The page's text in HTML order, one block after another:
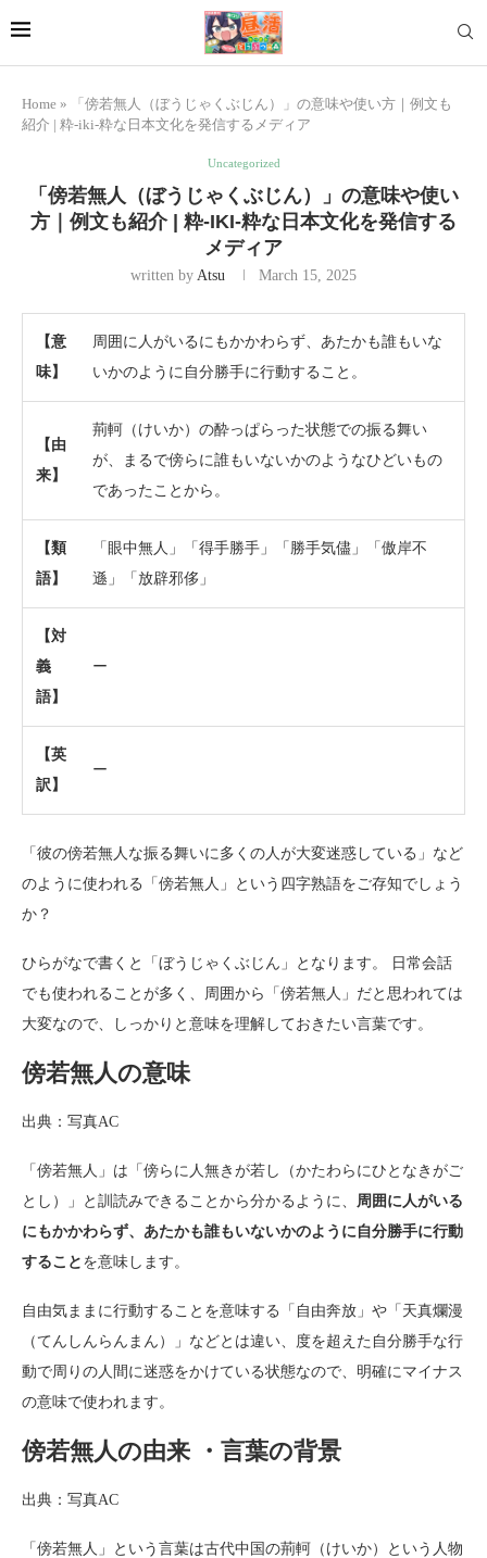
Home »
「傍若無人（ぼうじゃくぶじん）」の意味や使い方｜例文も
紹介 | 粋-iki-粋な日本文化を発信するメディア
Uncategorized
「傍若無人（ぼうじゃくぶじん）」の意味や使い
方｜例文も紹介 | 粋-IKI-粋な日本文化を発信する
メディア
written by Atsu March 15, 2025
【意
味】
周囲に人がいるにもかかわらず、あたかも誰もいな
いかのように自分勝手に行動すること。
【由
来】
荊軻（けいか）の酔っぱらった状態での振る舞い
が、まるで傍らに誰もいないかのようなひどいもの
であったことから。
【類
語】
「眼中無人」「得手勝手」「勝手気儘」「傲岸不
遜」「放辟邪侈」
【対
義
語】
ー
【英
訳】
ー
「彼の傍若無人な振る舞いに多くの人が大変迷惑している」など
のように使われる「傍若無人」という四字熟語をご存知でしょう
か？
ひらがなで書くと「ぼうじゃくぶじん」となります。 日常会話
でも使われることが多く、周囲から「傍若無人」だと思われては
大変なので、しっかりと意味を理解しておきたい言葉です。
傍若無人の意味
出典：写真AC
「傍若無人」は「傍らに人無きが若し（かたわらにひとなきがご
とし）」と訓読みできることから分かるように、 周囲に人がいる
にもかかわらず、あたかも誰もいないかのように自分勝手に行動
すること を意味します。
自由気ままに行動することを意味する「自由奔放」や「天真爛漫
（てんしんらんまん）」などとは違い、度を超えた自分勝手な行
動で周りの人間に迷惑をかけている状態なので、明確にマイナス
の意味で使われます。
傍若無人の由来 ・言葉の背景
出典：写真AC
「傍若無人」という言葉は古代中国の荊軻（けいか）という人物